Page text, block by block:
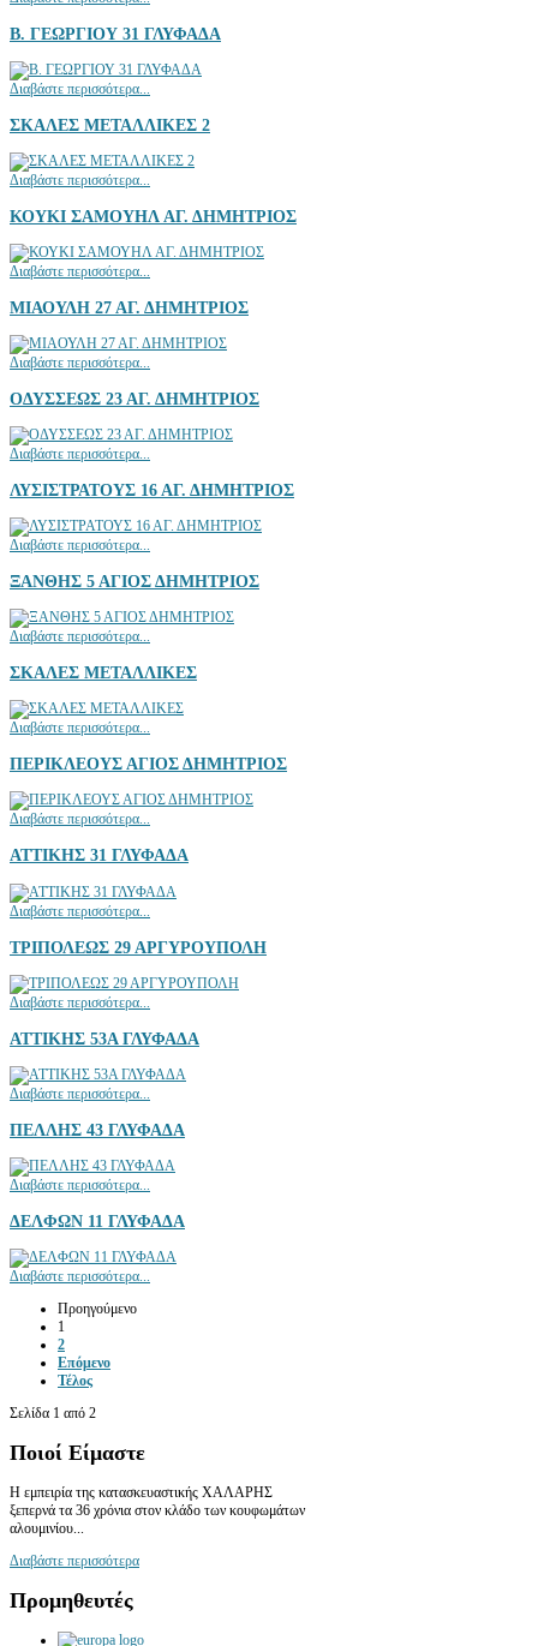
Β. ΓΕΩΡΓΙΟΥ 31 ΓΛΥΦΑΔΑ
Διαβάστε περισσότερα...
ΣΚΑΛΕΣ ΜΕΤΑΛΛΙΚΕΣ 2
Διαβάστε περισσότερα...
ΚΟΥΚΙ ΣΑΜΟΥΗΛ ΑΓ. ΔΗΜΗΤΡΙΟΣ
Διαβάστε περισσότερα...
ΜΙΑΟΥΛΗ 27 ΑΓ. ΔΗΜΗΤΡΙΟΣ
Διαβάστε περισσότερα...
ΟΔΥΣΣΕΩΣ 23 ΑΓ. ΔΗΜΗΤΡΙΟΣ
Διαβάστε περισσότερα...
ΛΥΣΙΣΤΡΑΤΟΥΣ 16 ΑΓ. ΔΗΜΗΤΡΙΟΣ
Διαβάστε περισσότερα...
ΞΑΝΘΗΣ 5 ΑΓΙΟΣ ΔΗΜΗΤΡΙΟΣ
Διαβάστε περισσότερα...
ΣΚΑΛΕΣ ΜΕΤΑΛΛΙΚΕΣ
Διαβάστε περισσότερα...
ΠΕΡΙΚΛΕΟΥΣ ΑΓΙΟΣ ΔΗΜΗΤΡΙΟΣ
Διαβάστε περισσότερα...
ΑΤΤΙΚΗΣ 31 ΓΛΥΦΑΔΑ
Διαβάστε περισσότερα...
ΤΡΙΠΟΛΕΩΣ 29 ΑΡΓΥΡΟΥΠΟΛΗ
Διαβάστε περισσότερα...
ΑΤΤΙΚΗΣ 53Α ΓΛΥΦΑΔΑ
Διαβάστε περισσότερα...
ΠΕΛΛΗΣ 43 ΓΛΥΦΑΔΑ
Διαβάστε περισσότερα...
ΔΕΛΦΩΝ 11 ΓΛΥΦΑΔΑ
Διαβάστε περισσότερα...
Προηγούμενο
1
2
Επόμενο
Τέλος
Σελίδα 1 από 2
Ποιοί Είμαστε
Η εμπειρία της κατασκευαστικής ΧΑΛΑΡΗΣ
ξεπερνά τα 36 χρόνια στον κλάδο των κουφωμάτων
αλουμινίου...
Διαβάστε περισσότερα
Προμηθευτές